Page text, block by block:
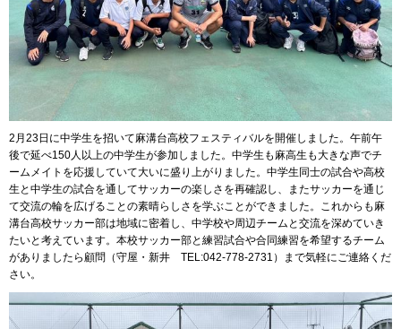
2月23日に中学生を招いて麻溝台高校フェスティバルを開催しました。午前午
後で延べ150人以上の中学生が参加しました。中学生も麻高生も大きな声でチ
ームメイトを応援していて大いに盛り上がりました。中学生同士の試合や高校
生と中学生の試合を通してサッカーの楽しさを再確認し、またサッカーを通じ
て交流の輪を広げることの素晴らしさを学ぶことができました。これからも麻
溝台高校サッカー部は地域に密着し、中学校や周辺チームと交流を深めていき
たいと考えています。本校サッカー部と練習試合や合同練習を希望するチーム
がありましたら顧問（守屋・新井 TEL:042-778-2731）まで気軽にご連絡くだ
さい。